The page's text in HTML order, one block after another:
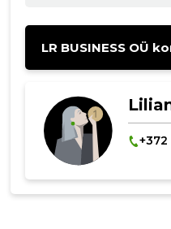
LR BUSINESS OÜ